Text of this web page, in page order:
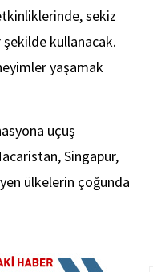
sekiz
şekilde kullanacak.
yaşamak
uçuş
Singapur,
ülkelerin çoğunda